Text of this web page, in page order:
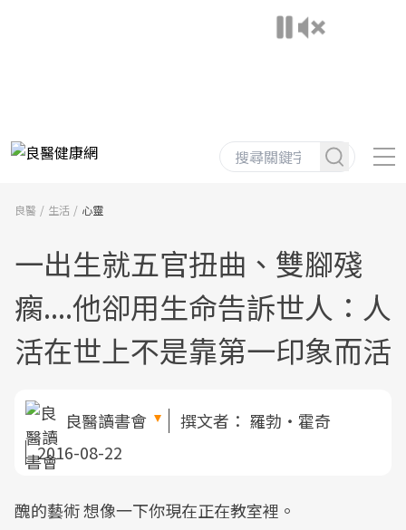
良醫 生活 心靈
一出生就五官扭曲、雙腳殘
瘸....他卻用生命告訴世人：人
活在世上不是靠第一印象而活
良醫讀書會 撰文者： 羅勃‧霍奇
2016-08-22
醜的藝術 想像一下你現在正在教室裡。